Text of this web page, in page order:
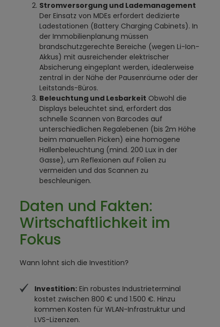
Stromversorgung und Lademanagement
Der Einsatz von MDEs erfordert dedizierte
Ladestationen (Battery Charging Cabinets). In
der Immobilienplanung müssen
brandschutzgerechte Bereiche (wegen Li-Ion-
Akkus) mit ausreichender elektrischer
Absicherung eingeplant werden, idealerweise
zentral in der Nähe der Pausenräume oder der
Leitstands-Büros.
Beleuchtung und Lesbarkeit Obwohl die
Displays beleuchtet sind, erfordert das
schnelle Scannen von Barcodes auf
unterschiedlichen Regalebenen (bis 2m Höhe
beim manuellen Picken) eine homogene
Hallenbeleuchtung (mind. 200 Lux in der
Gasse), um Reflexionen auf Folien zu
vermeiden und das Scannen zu
beschleunigen.
Daten und Fakten:
Wirtschaftlichkeit im
Fokus
Wann lohnt sich die Investition?
Investition: Ein robustes Industrieterminal
kostet zwischen 800 € und 1.500 €. Hinzu
kommen Kosten für WLAN-Infrastruktur und
LVS-Lizenzen.